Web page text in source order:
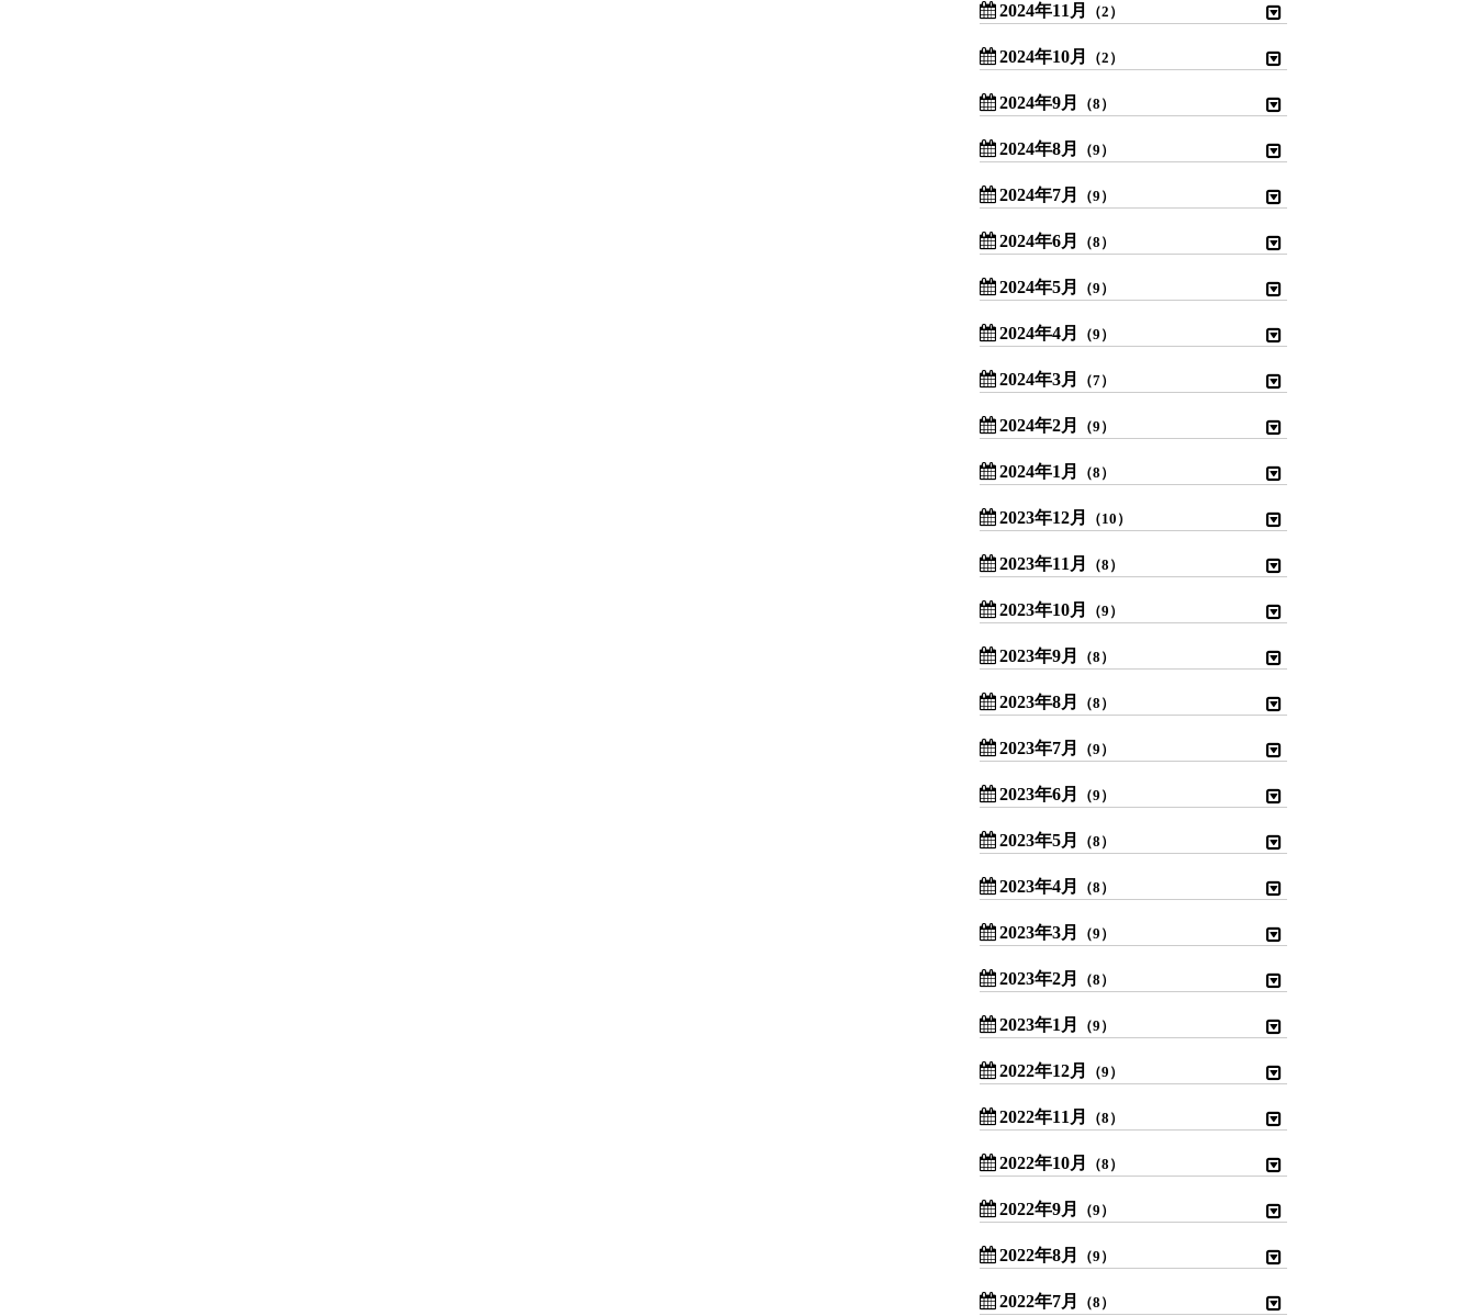
2024年11月 （2）
2024年10月 （2）
2024年9月 （8）
2024年8月 （9）
2024年7月 （9）
2024年6月 （8）
2024年5月 （9）
2024年4月 （9）
2024年3月 （7）
2024年2月 （9）
2024年1月 （8）
2023年12月 （10）
2023年11月 （8）
2023年10月 （9）
2023年9月 （8）
2023年8月 （8）
2023年7月 （9）
2023年6月 （9）
2023年5月 （8）
2023年4月 （8）
2023年3月 （9）
2023年2月 （8）
2023年1月 （9）
2022年12月 （9）
2022年11月 （8）
2022年10月 （8）
2022年9月 （9）
2022年8月 （9）
2022年7月 （8）